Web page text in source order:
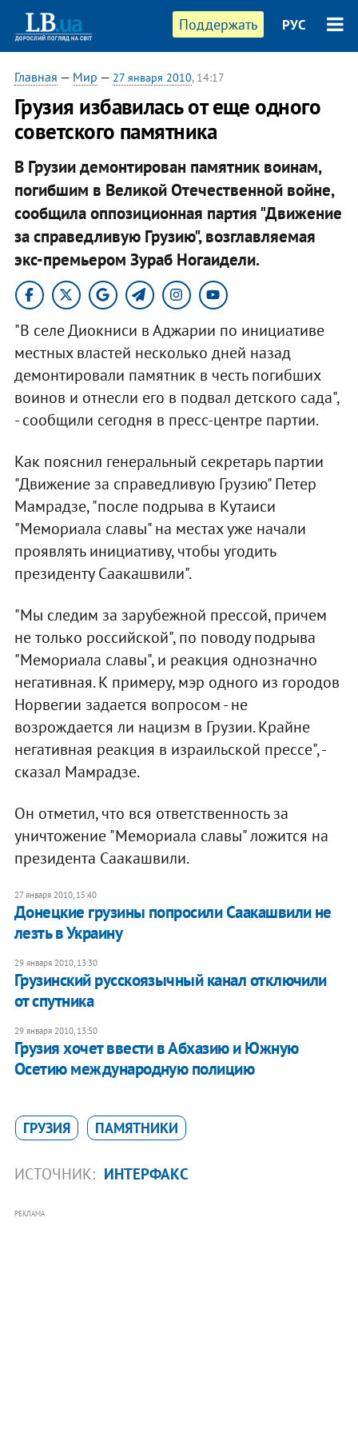
Поддержать РУС
Главная — Мир — 27 января 2010, 14:17
Грузия избавилась от еще одного
советского памятника
В Грузии демонтирован памятник воинам,
погибшим в Великой Отечественной войне,
сообщила оппозиционная партия "Движение
за справедливую Грузию", возглавляемая
экс-премьером Зураб Ногаидели.
"В селе Диокниси в Аджарии по инициативе
местных властей несколько дней назад
демонтировали памятник в честь погибших
воинов и отнесли его в подвал детского сада",
- сообщили сегодня в пресс-центре партии.
Как пояснил генеральный секретарь партии
"Движение за справедливую Грузию" Петер
Мамрадзе, "после подрыва в Кутаиси
"Мемориала славы" на местах уже начали
проявлять инициативу, чтобы угодить
президенту Саакашвили".
"Мы следим за зарубежной прессой, причем
не только российской", по поводу подрыва
"Мемориала славы", и реакция однозначно
негативная. К примеру, мэр одного из городов
Норвегии задается вопросом - не
возрождается ли нацизм в Грузии. Крайне
негативная реакция в израильской прессе", -
сказал Мамрадзе.
Он отметил, что вся ответственность за
уничтожение "Мемориала славы" ложится на
президента Саакашвили.
27 января 2010, 15:40
Донецкие грузины попросили Саакашвили не
лезть в Украину
29 января 2010, 13:30
Грузинский русскоязычный канал отключили
от спутника
29 января 2010, 13:50
Грузия хочет ввести в Абхазию и Южную
Осетию международную полицию
ГРУЗИЯ ПАМЯТНИКИ
ИСТОЧНИК: ИНТЕРФАКС
РЕКЛАМА